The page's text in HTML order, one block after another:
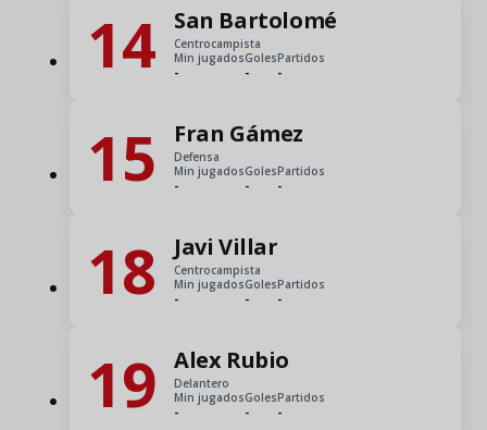
14 San Bartolomé
Centrocampista
Min jugados
-
Goles
-
Partidos
-
15 Fran Gámez
Defensa
Min jugados
-
Goles
-
Partidos
-
18 Javi Villar
Centrocampista
Min jugados
-
Goles
-
Partidos
-
19 Alex Rubio
Delantero
Min jugados
-
Goles
-
Partidos
-